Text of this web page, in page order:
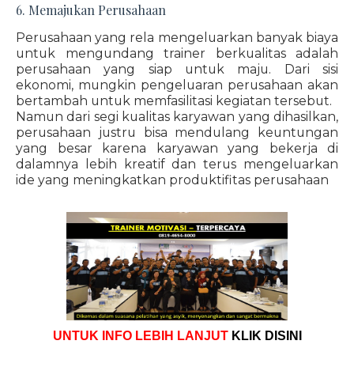
6. Memajukan Perusahaan
Perusahaan yang rela mengeluarkan banyak biaya
untuk mengundang trainer berkualitas adalah
perusahaan yang siap untuk maju. Dari sisi
ekonomi, mungkin pengeluaran perusahaan akan
bertambah untuk memfasilitasi kegiatan tersebut.
Namun dari segi kualitas karyawan yang dihasilkan,
perusahaan justru bisa mendulang keuntungan
yang besar karena karyawan yang bekerja di
dalamnya lebih kreatif dan terus mengeluarkan
ide yang meningkatkan produktifitas perusahaan
UNTUK INFO LEBIH LANJUT KLIK DISINI